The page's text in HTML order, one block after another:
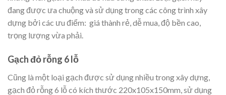
đang được ưa chuộng và sử dụng trong các công trình xây
dựng bởi các ưu điểm: giá thành rẻ, dễ mua, độ bền cao,
trọng lượng vừa phải.
Gạch đỏ rỗng 6 lỗ
Cũng là một loại gạch được sử dụng nhiều trong xây dựng,
gạch đỏ rỗng 6 lỗ có kích thước 220x105x150mm, sử dụng